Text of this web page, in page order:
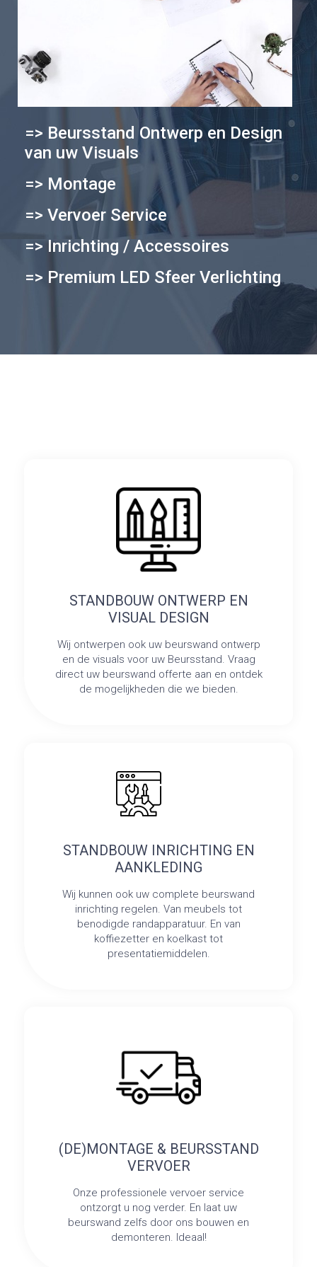
=> Beursstand Ontwerp en Design
van uw Visuals
=> Montage
=> Vervoer Service
=> Inrichting / Accessoires
=> Premium LED Sfeer Verlichting
STANDBOUW ONTWERP EN
VISUAL DESIGN
Wij ontwerpen ook uw beurswand ontwerp
en de visuals voor uw Beursstand. Vraag
direct uw beurswand offerte aan en ontdek
de mogelijkheden die we bieden.
STANDBOUW INRICHTING EN
AANKLEDING
Wij kunnen ook uw complete beurswand
inrichting regelen. Van meubels tot
benodigde randapparatuur. En van
koffiezetter en koelkast tot
presentatiemiddelen.
(DE)MONTAGE & BEURSSTAND
VERVOER
Onze professionele vervoer service
ontzorgt u nog verder. En laat uw
beurswand zelfs door ons bouwen en
demonteren. Ideaal!